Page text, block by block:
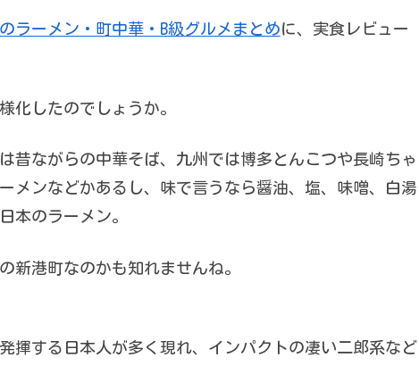
ラーメン・町中華・B級グルメまとめに、実食レビュー
化したのでしょうか。
昔ながらの中華そば、九州では博多とんこつや長崎ちゃ
メンなどかあるし、味で言うなら醤油、塩、味噌、白湯
本のラーメン。
新港町なのかも知れませんね。
揮する日本人が多く現れ、インパクトの凄い二郎系など